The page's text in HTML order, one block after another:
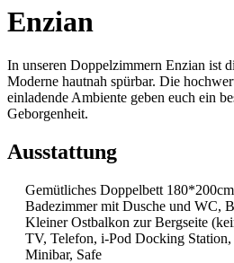
Enzian
In unseren Doppelzimmern Enzian ist
Moderne hautnah spürbar. Die
einladende Ambiente geben euch ein
Geborgenheit.
Ausstattung
Gemütliches Doppelbett 180*200cm
Badezimmer mit Dusche und WC,
Kleiner Ostbalkon zur Bergseite
TV, Telefon, i-Pod Docking
Minibar, Safe